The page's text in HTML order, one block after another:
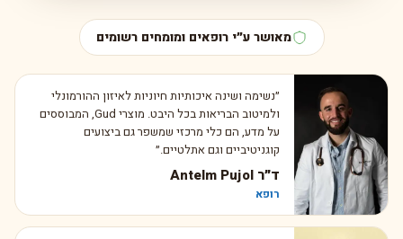
מאושר ע״י רופאים ומומחים רשומים
״נשימה ושינה איכותיות חיוניות לאיזון ההורמונלי
ולמיטוב הבריאות בכל היבט. מוצרי Gud, המבוססים
על מדע, הם כלי מרכזי שמשפר גם ביצועים
קוגניטיביים וגם אתלטיים.״
ד״ר Antelm Pujol
רופא